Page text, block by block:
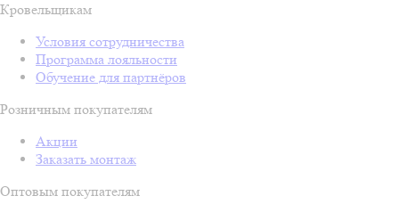
Кровельщикам
Условия сотрудничества
Программа лояльности
Обучение для партнёров
Розничным покупателям
Акции
Заказать монтаж
Оптовым покупателям